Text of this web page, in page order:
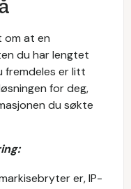
om at en
du har lengtet
fremdeles er litt
for deg,
du søkte
er, IP-